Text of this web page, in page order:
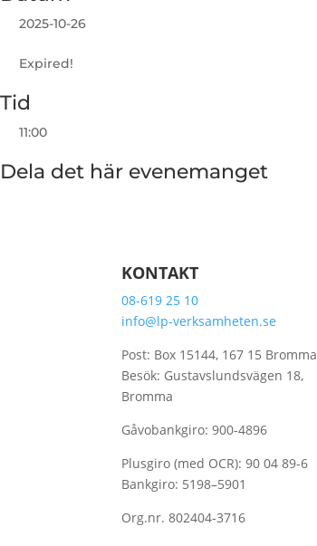
2025-10-26
Expired!
Tid
11:00
Dela det här evenemanget
KONTAKT
08-619 25 10
info@lp-verksamheten.se
Post: Box 15144, 167 15 Bromma
Besök: Gustavslundsvägen 18,
Bromma
Gåvobankgiro: 900-4896
Plusgiro (med OCR): 90 04 89-6
Bankgiro: 5198–5901
Org.nr. 802404-3716